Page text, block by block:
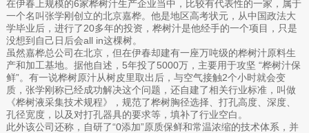
在伊春上规模的6家桦树汁生产企业当中，比较有代表性的一家，属于
一个名叫张学刚创立的北京嘉桦。他是地区高考状元，从中国政法大
学毕业后，进行了20多年的投资，桦树汁是他经手的一个项目，只是
没想到自己日后会all in这棵树。
虽然嘉桦总公司在北京，但在伊春却建有一座万吨级的桦树汁原料生
产和加工基地。据他自述，5年投了5000万，主要用于攻坚 “桦树汁保
鲜”。有一说桦树原汁从树皮里取出后，与空气接触2个小时就会变
质，张学刚称已经成功解决这个问题，还自建了相关行业标准，叫做
《桦树液采集技术规程》，规范了桦树胸径选择、打孔高度、深度、
孔径宽度，以及对打孔器具的要求等，填补了行业空白。
此外该公司还称，自研了“0添加”原质保鲜和常温浓缩的技术体系，并